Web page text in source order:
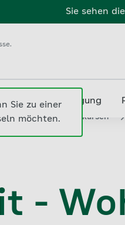
Sie sehen
Sie zu einer
möchten.
Medizin & Versorgung
nach Gesundheitskursen
-